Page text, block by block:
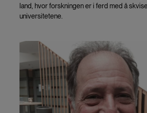
land, hvor forskningen er i ferd med å
universitetene.